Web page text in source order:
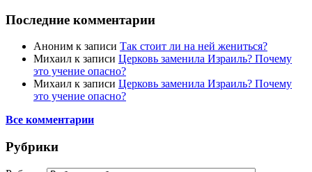
Последние комментарии
Аноним к записи Так стоит ли на ней жениться?
Михаил к записи Церковь заменила Израиль? Почему
это учение опасно?
Михаил к записи Церковь заменила Израиль? Почему
это учение опасно?
Все комментарии
Рубрики